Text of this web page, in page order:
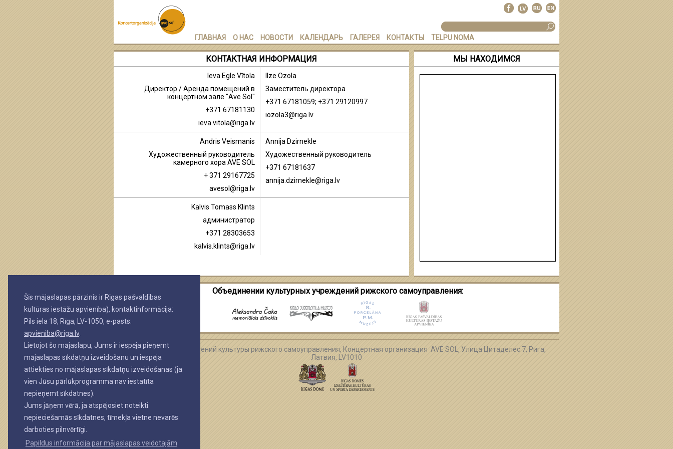
Šīs mājaslapas pārzinis ir Rīgas pašvaldības
kultūras iestāžu apvienība), kontaktinformācija:
Pils iela 18, Rīga, LV-1050, e-pasts:
apvieniba@riga.lv.
Lietojot šo mājaslapu, Jums ir iespēja pieņemt
mājaslapas sīkdatņu izveidošanu un iespēja
attiekties no mājaslapas sīkdatņu izveidošanas (ja
vien Jūsu pārlūkprogramma nav iestatīta
nepieņemt sīkdatnes).
Jums jāņem vērā, ja atspējosiet noteikti
nepieciešamās sīkdatnes, tīmekļa vietne nevarēs
darboties pilnvērtīgi.
Papildus informācija par mājaslapas veidotajām
ГЛАВНАЯ О НАС НОВОСТИ КАЛЕНДАРЬ ГАЛЕРЕЯ КОНТАКТЫ TELPU NOMA
КОНТАКТНАЯ ИНФОРМАЦИЯ
Ieva Egle Vītola
Директор / Аренда помещений в
концертном зале "Ave Sol"
+371 67181130
ieva.vitola@riga.lv
Ilze Ozola
Заместитель директора
+371 67181059; +371 29120997
iozola3@riga.lv
Andris Veismanis
Художественный руководитель
камерного хора AVE SOL
+ 371 29167725
avesol@riga.lv
Annija Dzirnekle
Художественный руководитель
+371 67181637
annija.dzirnekle@riga.lv
Kalvis Tomass Klints
администратор
+371 28303653
kalvis.klints@riga.lv
МЫ НАХОДИМСЯ
Объединении культурных учреждений рижского самоуправления:
Объединение учреждений культуры рижского самоуправления, Концертная организация AVE SOL, Улица Цитаделес 7, Рига,
Латвия, LV1010